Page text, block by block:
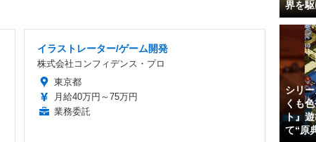
イラストレーター/ゲーム開発
株式会社コンフィデンス・プロ
東京都
月給40万円～75万円
業務委託
界を
シリ
くも
ト』
て“原